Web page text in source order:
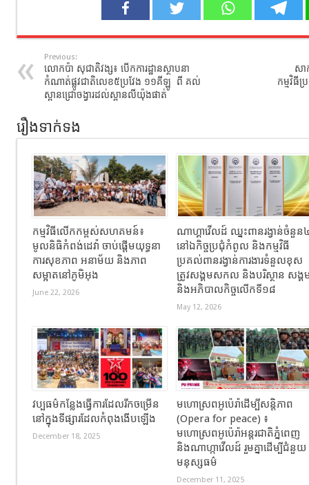
Previous:
លោកប៉ា សុជាតិវង្ស៖ បើកការដ្ឋានស្ថាបនា
កំណាត់ផ្លូវជាតិលេខ៥ប្រវែង ១១គីឡូ ពី គល់
ស្ពានជ្រោចង្វារដល់ស្ពានលីយ៉ុងផាត់
សា
កម្មវិធី
រឿងទាក់ទង
កម្មវិធីលើកកម្ពស់សហគមន៍៖
មូលនិធិកំពង់ដេវ៉ា ចាប់ផ្តើមយុទ្ធនា
ការសុខភាព អនាម័យ និងភាព
សម្អាតនៅភូមិអុង
June 22, 2026
ណាហ្គាវើលដ៍ ឈ្នះពានរង្វាន់ចំនួន
នៅឯកិច្ចប្រជុំកំពូល និងកម្មវិធី
ប្រគល់ពានរង្វាន់ការងារទំនួលខុស
ត្រូវសង្គមសកល និងបរិស្ថាន សង្គ
និងអភិបាលកិច្ចលើកទី១៨
May 12, 2026
វប្បធម៌កន្លែងធ្វើការដែលរីកចម្រើន
នៅក្នុងទីផ្សារដែលកំពុងងើបឡើង
December 18, 2025
មហោស្រពអូប៉េរ៉ាដើម្បីសន្តិភាព
(Opera for peace) ៖
មហោស្រពអូប៉េរ៉ាអន្តរជាតិភ្នំពេញ
និងណាហ្កាវើលដ៍ រួមគ្នាដើម្បីជំនួយ
មនុស្សធម៌
December 11, 2025